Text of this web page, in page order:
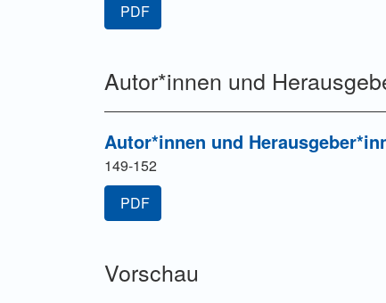
PDF
Autor*innen und
Autor*innen und
149-152
PDF
Vorschau